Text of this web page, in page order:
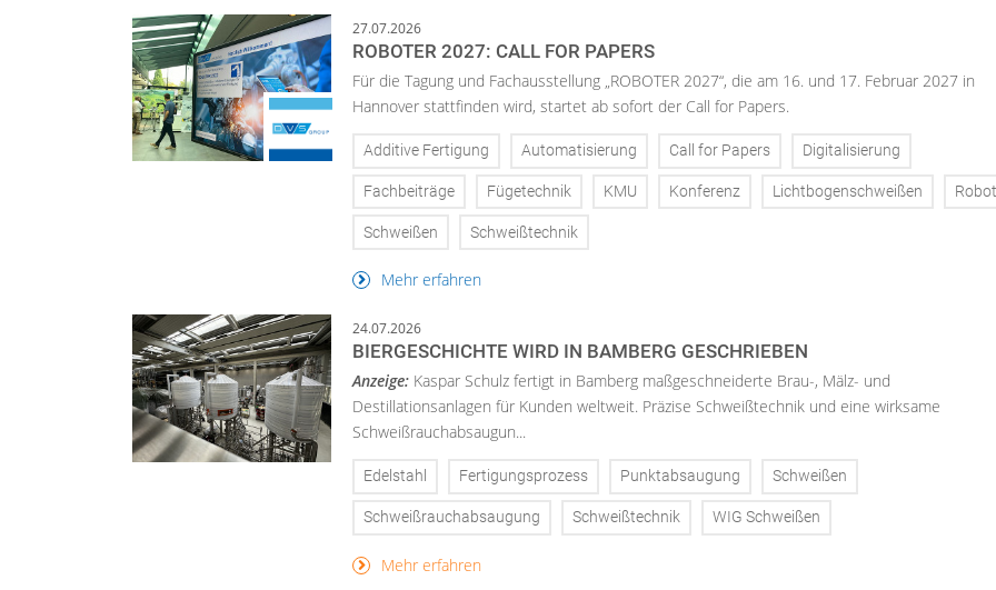
27.07.2026
ROBOTER 2027: CALL FOR PAPERS
Für die Tagung und Fachausstellung „ROBOTER 2027“, die am 16. und 17. Februar 2027 in
Hannover stattfinden wird, startet ab sofort der Call for Papers.
Additive Fertigung Automatisierung Call for Papers Digitalisierung
Fachbeiträge Fügetechnik KMU Konferenz Lichtbogenschweißen
Schweißen Schweißtechnik
Mehr erfahren
24.07.2026
BIERGESCHICHTE WIRD IN BAMBERG GESCHRIEBEN
Anzeige: Kaspar Schulz fertigt in Bamberg maßgeschneiderte Brau-, Mälz- und
Destillationsanlagen für Kunden weltweit. Präzise Schweißtechnik und eine wirksame
Schweißrauchabsaugun...
Edelstahl Fertigungsprozess Punktabsaugung Schweißen
Schweißrauchabsaugung Schweißtechnik WIG Schweißen
Mehr erfahren